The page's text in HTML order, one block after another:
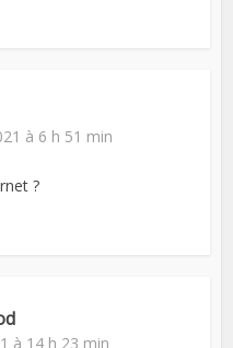
à 6 h 51 min
?
à 14 h 23 min